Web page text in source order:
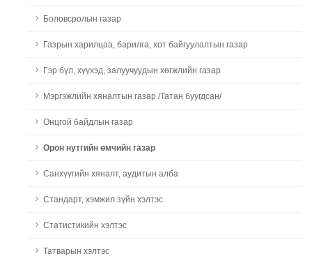
Боловсролын газар
Газрын харилцаа, барилга, хот байгуулалтын газар
Гэр бүл, хүүхэд, залуучуудын хөгжлийн газар
Мэргэжлийн хяналтын газар /Татан буугдсан/
Онцгой байдлын газар
Орон нутгийн өмчийн газар
Санхүүгийн хяналт, аудитын алба
Стандарт, хэмжил зүйн хэлтэс
Статистикийн хэлтэс
Татварын хэлтэс